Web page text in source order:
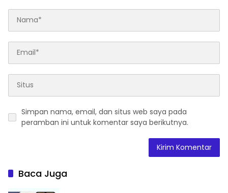
Simpan nama, email, dan situs web saya pada
peramban ini untuk komentar saya berikutnya.
Baca Juga